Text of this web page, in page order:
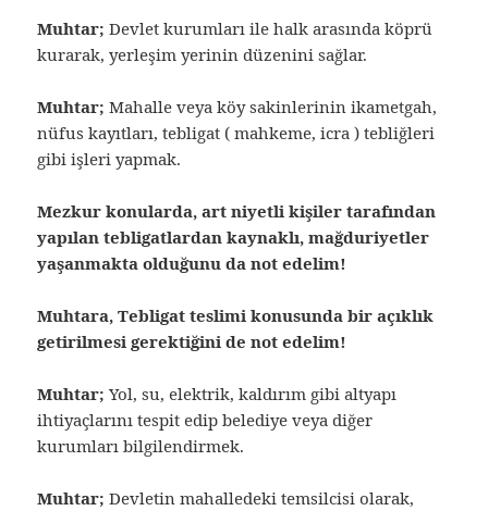
Muhtar; Devlet kurumları ile halk arasında köprü
kurarak, yerleşim yerinin düzenini sağlar.
Muhtar; Mahalle veya köy sakinlerinin ikametgah,
nüfus kayıtları, tebligat ( mahkeme, icra ) tebliğleri
gibi işleri yapmak.
Mezkur konularda, art niyetli kişiler tarafından
yapılan tebligatlardan kaynaklı, mağduriyetler
yaşanmakta olduğunu da not edelim!
Muhtara, Tebligat teslimi konusunda bir açıklık
getirilmesi gerektiğini de not edelim!
Muhtar; Yol, su, elektrik, kaldırım gibi altyapı
ihtiyaçlarını tespit edip belediye veya diğer
kurumları bilgilendirmek.
Muhtar; Devletin mahalledeki temsilcisi olarak,